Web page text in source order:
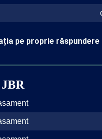
pe proprie răspundere